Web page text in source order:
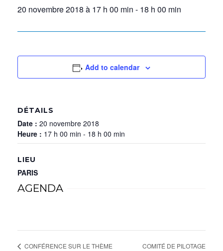
20 novembre 2018 à 17 h 00 min - 18 h 00 min
Add to calendar
DÉTAILS
Date : 20 novembre 2018
Heure : 17 h 00 min - 18 h 00 min
LIEU
PARIS
AGENDA
CONFÉRENCE SUR LE THÈME
COMITÉ DE PILOTAGE